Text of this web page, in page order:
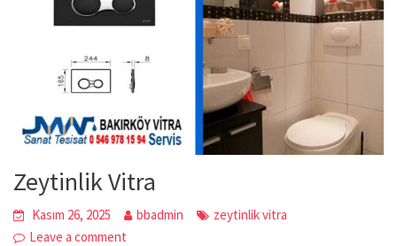
Zeytinlik Vitra
Kasım 26, 2025 bbadmin
zeytinlik vitra
Leave a comment